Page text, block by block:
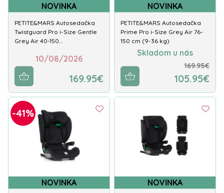
NOVINKA
PETITE&MARS Autosedačka
Twistguard Pro i-Size Gentle
Grey Air 40-150…
10/08/2026
169.95€
NOVINKA
PETITE&MARS Autosedačka
Prime Pro i-Size Grey Air 76-
150 cm (9-36 kg)
Skladom u nás
169.95€
105.95€
-41%
NOVINKA NOVINKA